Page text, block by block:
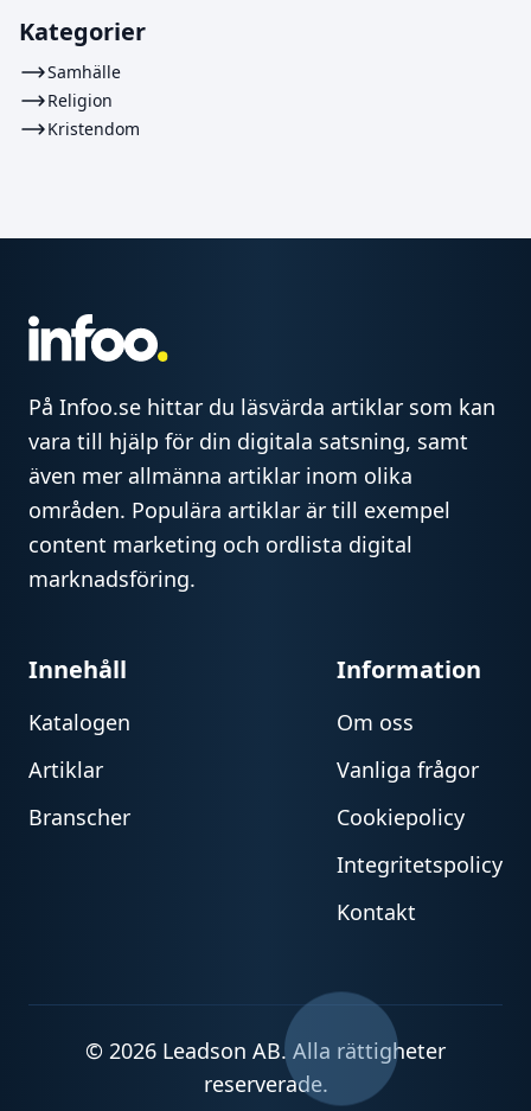
Kategorier
Samhälle
Religion
Kristendom
På Infoo.se hittar du läsvärda artiklar som kan
vara till hjälp för din digitala satsning, samt
även mer allmänna artiklar inom olika
områden. Populära artiklar är till exempel
content marketing och ordlista digital
marknadsföring.
Innehåll
Katalogen
Artiklar
Branscher
Information
Om oss
Vanliga frågor
Cookiepolicy
Integritetspolicy
Kontakt
© 2026 Leadson AB. Alla rättigheter
reserverade.